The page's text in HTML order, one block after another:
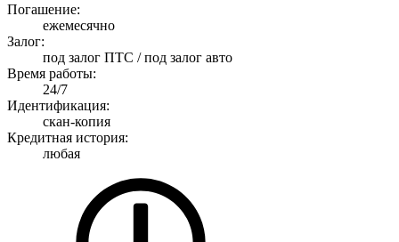
Погашение:
ежемесячно
Залог:
под залог ПТС / под залог авто
Время работы:
24/7
Идентификация:
скан-копия
Кредитная история:
любая